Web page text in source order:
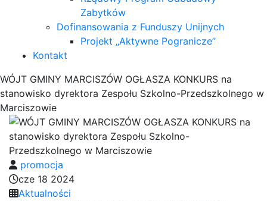
Zabytków
Dofinansowania z Funduszy Unijnych
Projekt „Aktywne Pogranicze”
Kontakt
WÓJT GMINY MARCISZÓW OGŁASZA KONKURS na
stanowisko dyrektora Zespołu Szkolno-Przedszkolnego w
Marciszowie
promocja
cze 18 2024
Aktualności